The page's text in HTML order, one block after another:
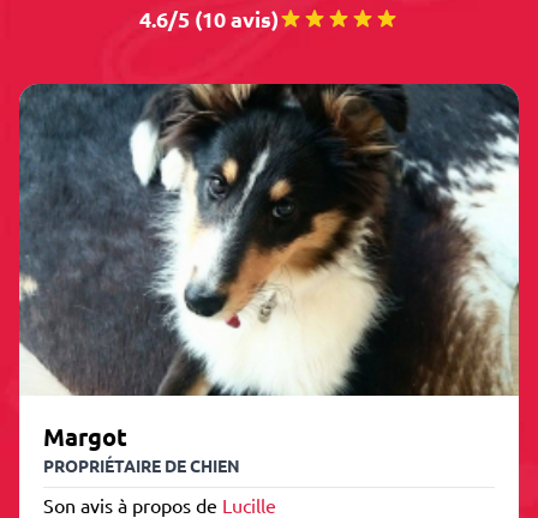
4.6/5 (10 avis)
Margot
PROPRIÉTAIRE DE CHIEN
Son avis à propos de Lucille